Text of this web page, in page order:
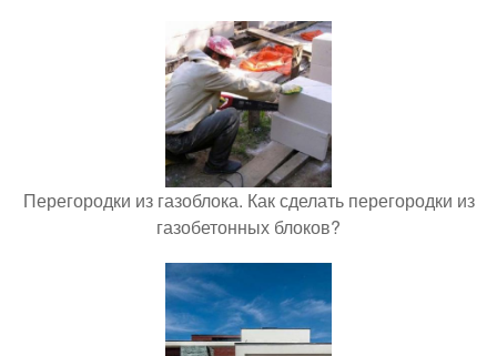
Перегородки из газоблока. Как сделать перегородки из
газобетонных блоков?